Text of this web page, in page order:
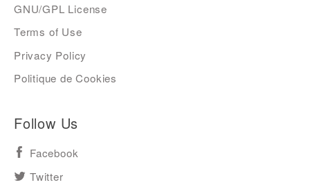
GNU/GPL License
Terms of Use
Privacy Policy
Politique de Cookies
Follow Us
Facebook
Twitter